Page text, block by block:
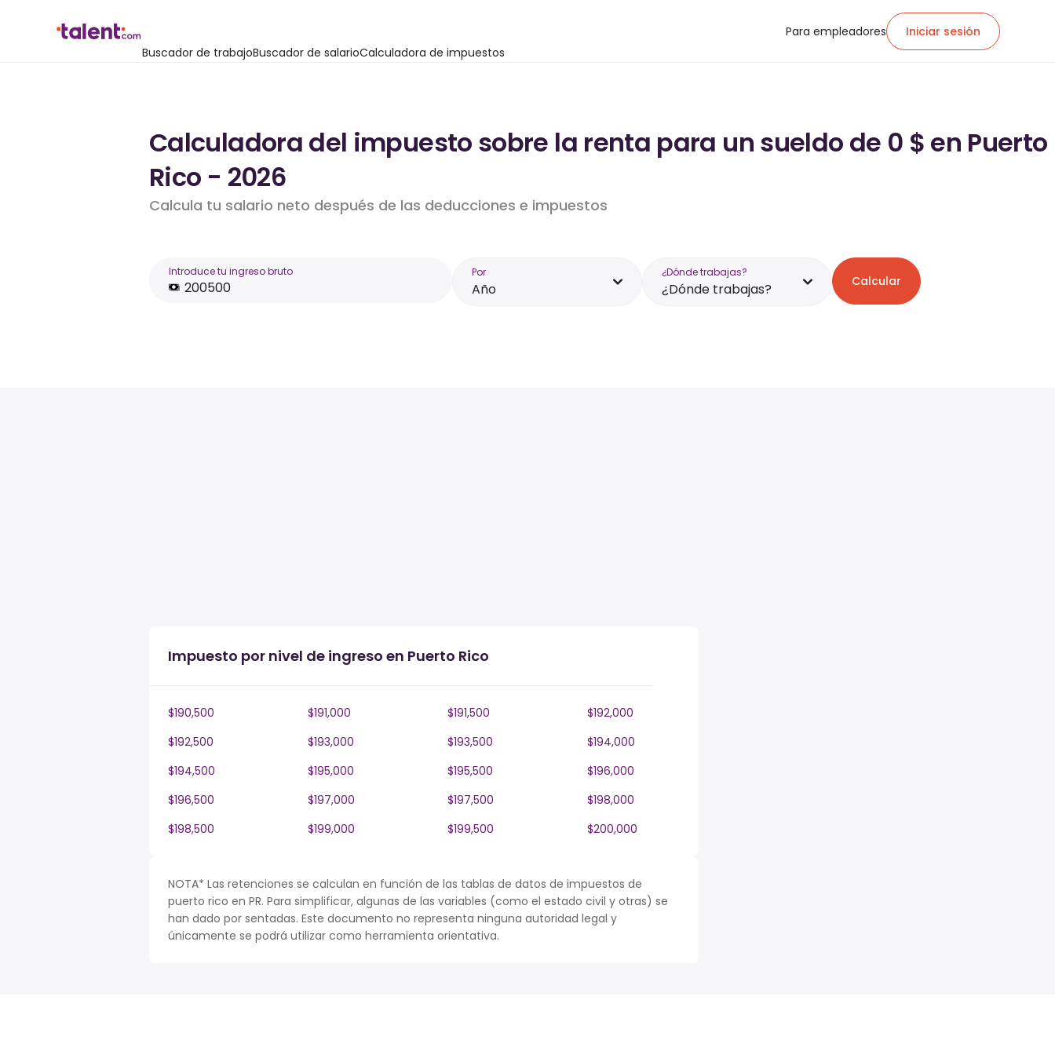
Buscador de trabajoBuscador de salarioCalculadora de impuestos
Para empleadores Iniciar sesión
Calculadora del impuesto sobre la renta para un sueldo de 0 $ en Puerto
Rico - 2026
Calcula tu salario neto después de las deducciones e impuestos
Introduce tu ingreso bruto Por
Año
¿Dónde trabajas?
¿Dónde trabajas? Calcular
Impuesto por nivel de ingreso en Puerto Rico
$190,500 $191,000 $191,500
$192,000
$192,500
$193,000 $193,500
$194,000
$194,500
$195,000 $195,500
$196,000
$196,500
$197,000 $197,500
$198,000
$198,500
$199,000 $199,500 $200,000
NOTA* Las retenciones se calculan en función de las tablas de datos de impuestos de
puerto rico en PR. Para simplificar, algunas de las variables (como el estado civil y otras) se
han dado por sentadas. Este documento no representa ninguna autoridad legal y
únicamente se podrá utilizar como herramienta orientativa.